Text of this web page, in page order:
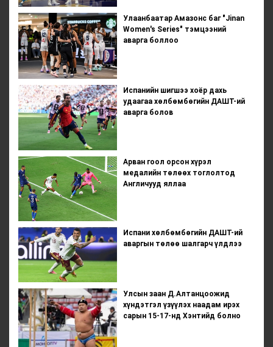
Улаанбаатар Амазонс баг "Jinan
Women's Series" тэмцээний
аварга боллоо
Испанийн шигшээ хоёр дахь
удаагаа хөлбөмбөгийн ДАШТ-ий
аварга болов
Арван гоол орсон хүрэл
медалийн төлөөх тоглолтод
Англичууд яллаа
Испани хөлбөмбөгийн ДАШТ-ий
аваргын төлөө шалгарч үлдлээ
Улсын заан Д.Алтанцоожид
хүндэтгэл үзүүлэх наадам ирэх
сарын 15-17-нд Хэнтийд болно